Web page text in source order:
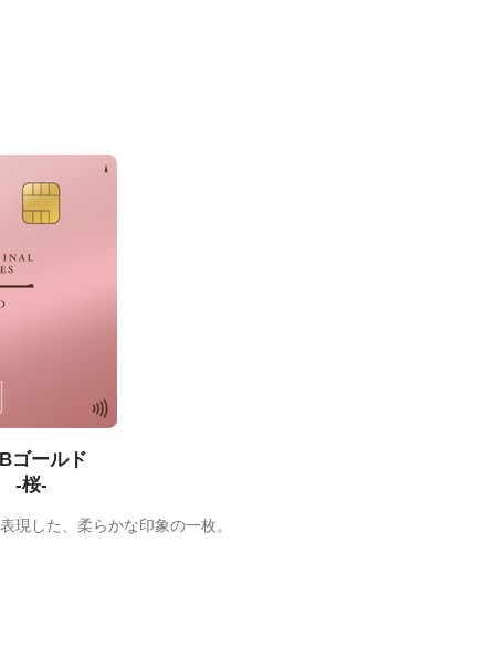
ゴールド
-桜-
現した、柔らかな印象の一枚。